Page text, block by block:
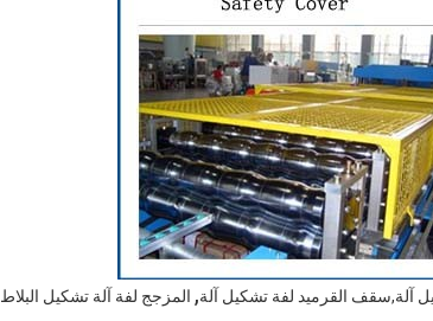
آلة,سقف القرميد لفة تشكيل آلة, المزجج لفة آلة تشكيل البلاط